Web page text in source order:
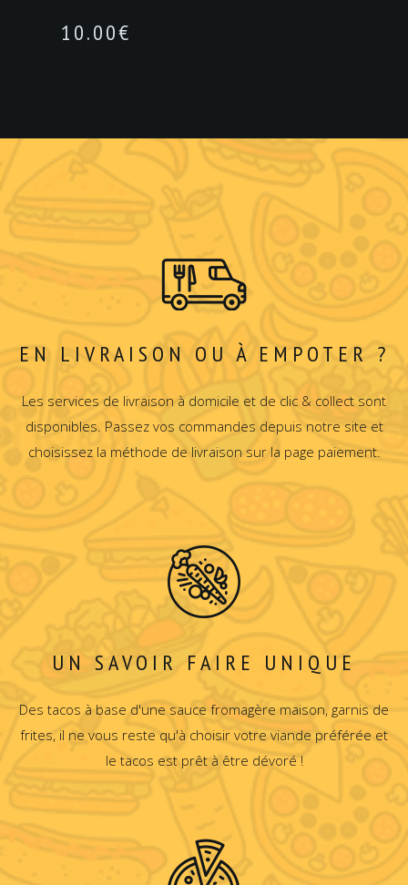
10.00€
EN LIVRAISON OU À EMPOTER ?
Les services de livraison à domicile et de clic & collect sont
disponibles. Passez vos commandes depuis notre site et
choisissez la méthode de livraison sur la page paiement.
UN SAVOIR FAIRE UNIQUE
Des tacos à base d'une sauce fromagère maison, garnis de
frites, il ne vous reste qu'à choisir votre viande préférée et
le tacos est prêt à être dévoré !